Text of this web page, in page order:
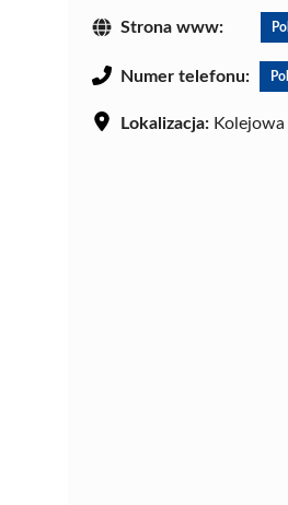
Strona www:
Numer telefonu:
Lokalizacja: